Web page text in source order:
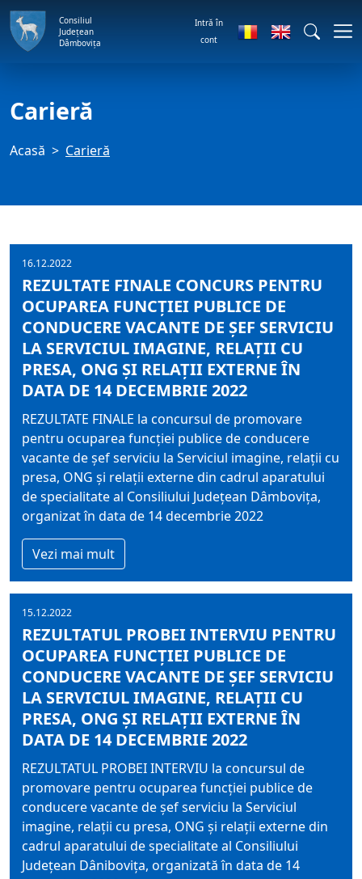
Consiliul
Județean
Dâmbovița
Intră în
cont
Carieră
Acasă Carieră
16.12.2022
REZULTATE FINALE CONCURS PENTRU
OCUPAREA FUNCŢIEI PUBLICE DE
CONDUCERE VACANTE DE ŞEF SERVICIU
LA SERVICIUL IMAGINE, RELAŢII CU
PRESA, ONG ŞI RELAŢII EXTERNE ÎN
DATA DE 14 DECEMBRIE 2022
REZULTATE FINALE la concursul de promovare
pentru ocuparea funcţiei publice de conducere
vacante de şef serviciu la Serviciul imagine, relaţii cu
presa, ONG şi relaţii externe din cadrul aparatului
de specialitate al Consiliului Judeţean Dâmboviţa,
organizat în data de 14 decembrie 2022
Vezi mai mult
15.12.2022
REZULTATUL PROBEI INTERVIU PENTRU
OCUPAREA FUNCŢIEI PUBLICE DE
CONDUCERE VACANTE DE ŞEF SERVICIU
LA SERVICIUL IMAGINE, RELAŢII CU
PRESA, ONG ŞI RELAŢII EXTERNE ÎN
DATA DE 14 DECEMBRIE 2022
REZULTATUL PROBEI INTERVIU la concursul de
promovare pentru ocuparea funcţiei publice de
conducere vacante de şef serviciu la Serviciul
imagine, relaţii cu presa, ONG şi relaţii externe din
cadrul aparatului de specialitate al Consiliului
Judeţean Dâniboviţa, organizată în data de 14